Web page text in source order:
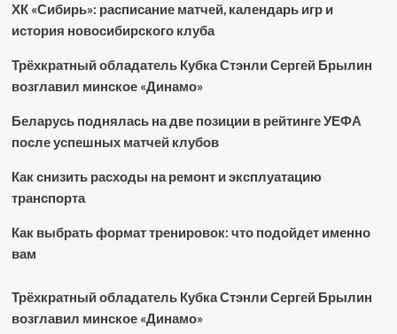
ХК «Сибирь»: расписание матчей, календарь игр и
история новосибирского клуба
Трёхкратный обладатель Кубка Стэнли Сергей Брылин
возглавил минское «Динамо»
Беларусь поднялась на две позиции в рейтинге УЕФА
после успешных матчей клубов
Как снизить расходы на ремонт и эксплуатацию
транспорта
Как выбрать формат тренировок: что подойдет именно
вам
Трёхкратный обладатель Кубка Стэнли Сергей Брылин
возглавил минское «Динамо»